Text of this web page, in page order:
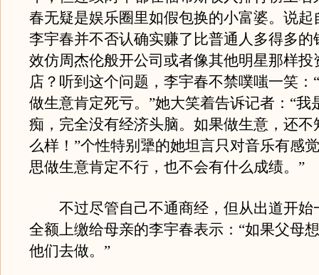
春无疑是娱乐圈里如假包换的小富婆。说起
李宇春并不否认确实赚了比普通人多得多的
效仿周杰伦般开公司或者像其他明星那样投
店？听到这个问题，李宇春不禁噗嗤一笑：
做生意肯定死亏。”她大笑着告诉记者：“我
痴，完全没有经济头脑。如果做生意，还不
么样！”个性特别犟的她坦言只对音乐有感
思做生意肯定不行，也不会有什么成绩。”
不过尽管自己不通商经，但从出道开始
全额上缴给母亲的李宇春表示：“如果父母
他们去做。”